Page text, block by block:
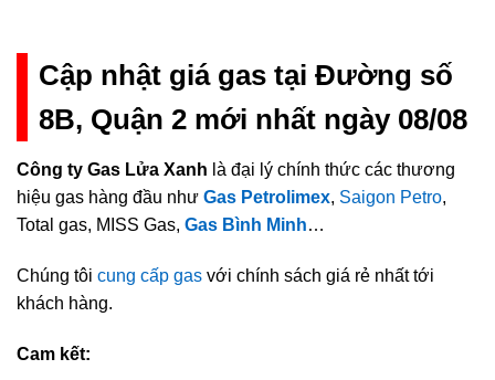
Cập nhật giá gas tại Đường số
8B, Quận 2 mới nhất ngày 08/08
Công ty Gas Lửa Xanh là đại lý chính thức các thương
hiệu gas hàng đầu như Gas Petrolimex, Saigon Petro,
Total gas, MISS Gas, Gas Bình Minh…
Chúng tôi cung cấp gas với chính sách giá rẻ nhất tới
khách hàng.
Cam kết: